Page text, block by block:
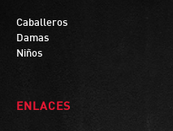
Caballeros
Damas
Niños
ENLACES